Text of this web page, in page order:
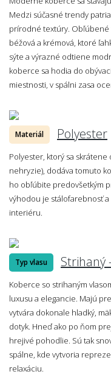
Medzi súčasné trendy patria
prírodné textúry. Obľúbené
béžová a krémová, ktoré
sýte a výrazné odtiene
koberce sa hodia do
miestnosti, v spálni zasa
Materiál Polyester
Polyester, ktorý sa skrátene
nehryzie), dodáva tomuto
ho obľúbite predovšetkým
výhodou je stálofarebnosť
interiéru.
Typ vlasu Strihaný
Koberce so strihaným
luxusu a elegancie. Majú
vytvára dokonale hladký,
dotyk. Hneď ako po ňom
hrejivé pohodlie. Sú tak
spálne, kde vytvoria
relaxáciu.